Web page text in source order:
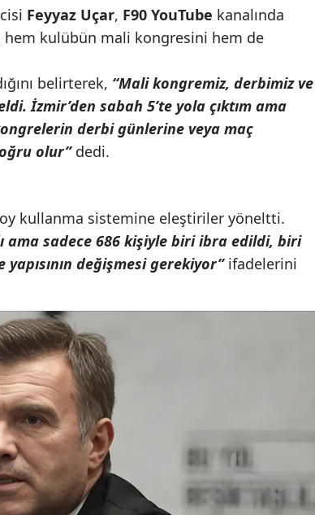
Feyyaz Uçar, F90 YouTube kanalında
kulübün mali kongresini hem de
belirterek, “Mali kongremiz, derbimiz ve
İzmir’den sabah 5’te yola çıktım ama
derbi günlerine veya maç
olur”dedi.
oy kullanma sistemine eleştiriler yöneltti.
ama sadece 686 kişiyle biri ibra edildi, biri
değişmesi gerekiyor”ifadelerini